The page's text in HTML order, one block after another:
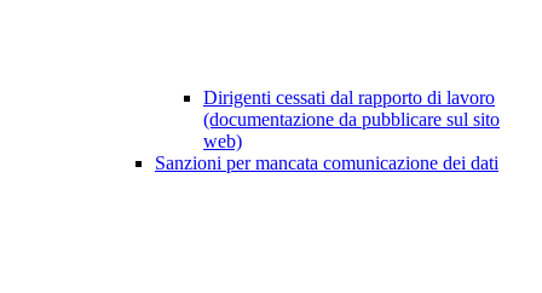
Dirigenti cessati dal rapporto di lavoro
(documentazione da pubblicare sul sito
web)
Sanzioni per mancata comunicazione dei dati